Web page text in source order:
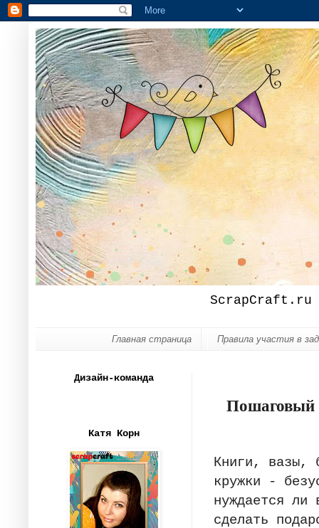
ScrapCraft.ru -
Главная страница Правила участия в
Пошаговый
Книги, вазы,
кружки -
нуждается ли
сделать
Дизайн-команда
Катя Корн